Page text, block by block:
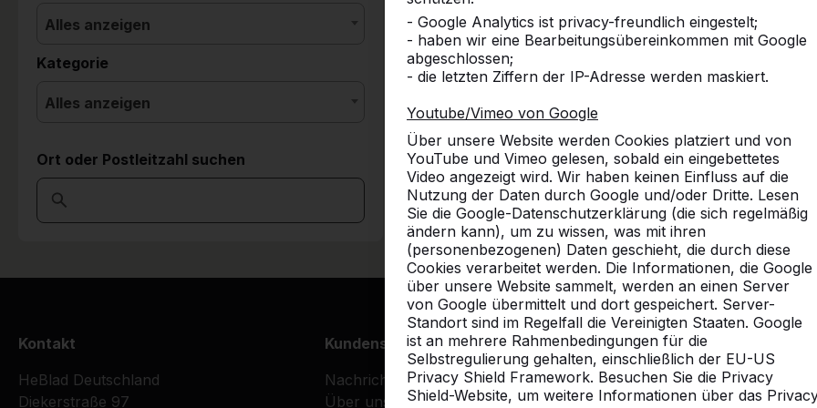
- Google Analytics ist privacy-freundlich eingestelt;
- haben wir eine Bearbeitungsübereinkommen mit Google
abgeschlossen;
- die letzten Ziffern der IP-Adresse werden maskiert.
Youtube/Vimeo von Google
Über unsere Website werden Cookies platziert und von
YouTube und Vimeo gelesen, sobald ein eingebettetes
Video angezeigt wird. Wir haben keinen Einfluss auf die
Nutzung der Daten durch Google und/oder Dritte. Lesen
Sie die Google-Datenschutzerklärung (die sich regelmäßig
ändern kann), um zu wissen, was mit ihren
(personenbezogenen) Daten geschieht, die durch diese
Cookies verarbeitet werden. Die Informationen, die Google
über unsere Website sammelt, werden an einen Server
von Google übermittelt und dort gespeichert. Server-
Standort sind im Regelfall die Vereinigten Staaten. Google
ist an mehrere Rahmenbedingungen für die
Selbstregulierung gehalten, einschließlich der EU-US
Privacy Shield Framework. Besuchen Sie die Privacy
Shield-Website, um weitere Informationen über das
Alles anzeigen
Kategorie
Alles anzeigen
Ort oder Postleitzahl suchen
Kontakt
HeBlad Deutschland
Diekerstraße 97
Kundenservice
Nachrichten
Über uns
Kategorien
Tischtennistische
Fußvolleyball